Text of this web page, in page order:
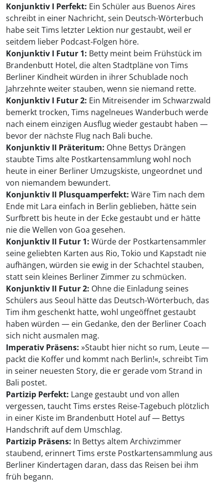
Konjunktiv I Perfekt: Ein Schüler aus Buenos Aires
schreibt in einer Nachricht, sein Deutsch-Wörterbuch
habe seit Tims letzter Lektion nur gestaubt, weil er
seitdem lieber Podcast-Folgen höre.
Konjunktiv I Futur 1: Betty meint beim Frühstück im
Brandenbutt Hotel, die alten Stadtpläne von Tims
Berliner Kindheit würden in ihrer Schublade noch
Jahrzehnte weiter stauben, wenn sie niemand rette.
Konjunktiv I Futur 2: Ein Mitreisender im Schwarzwald
bemerkt trocken, Tims nagelneues Wanderbuch werde
nach einem einzigen Ausflug wieder gestaubt haben —
bevor der nächste Flug nach Bali buche.
Konjunktiv II Präteritum: Ohne Bettys Drängen
staubte Tims alte Postkartensammlung wohl noch
heute in einer Berliner Umzugskiste, ungeordnet und
von niemandem bewundert.
Konjunktiv II Plusquamperfekt: Wäre Tim nach dem
Ende mit Lara einfach in Berlin geblieben, hätte sein
Surfbrett bis heute in der Ecke gestaubt und er hätte
nie die Wellen von Goa gesehen.
Konjunktiv II Futur 1: Würde der Postkartensammler
seine geliebten Karten aus Rio, Tokio und Kapstadt nie
aufhängen, würden sie ewig in der Schachtel stauben,
statt sein kleines Berliner Zimmer zu schmücken.
Konjunktiv II Futur 2: Ohne die Einladung seines
Schülers aus Seoul hätte das Deutsch-Wörterbuch, das
Tim ihm geschenkt hatte, wohl ungeöffnet gestaubt
haben würden — ein Gedanke, den der Berliner Coach
sich nicht ausmalen mag.
Imperativ Präsens: »Staubt hier nicht so rum, Leute —
packt die Koffer und kommt nach Berlin!«, schreibt Tim
in seiner neuesten Story, die er gerade vom Strand in
Bali postet.
Partizip Perfekt: Lange gestaubt und von allen
vergessen, taucht Tims erstes Reise-Tagebuch plötzlich
in einer Kiste im Brandenbutt Hotel auf — Bettys
Handschrift auf dem Umschlag.
Partizip Präsens: In Bettys altem Archivzimmer
staubend, erinnert Tims erste Postkartensammlung aus
Berliner Kindertagen daran, dass das Reisen bei ihm
früh begann.